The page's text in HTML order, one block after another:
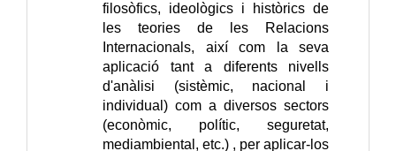
filosòfics, ideològics i històrics de
les teories de les Relacions
Internacionals, així com la seva
aplicació tant a diferents nivells
d'anàlisi (sistèmic, nacional i
individual) com a diversos sectors
(econòmic, polític, seguretat,
mediambiental, etc.) , per aplicar-los